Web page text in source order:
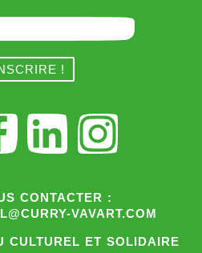
CONTACTER :
VAVART.COM
CULTUREL ET SOLIDAIRE